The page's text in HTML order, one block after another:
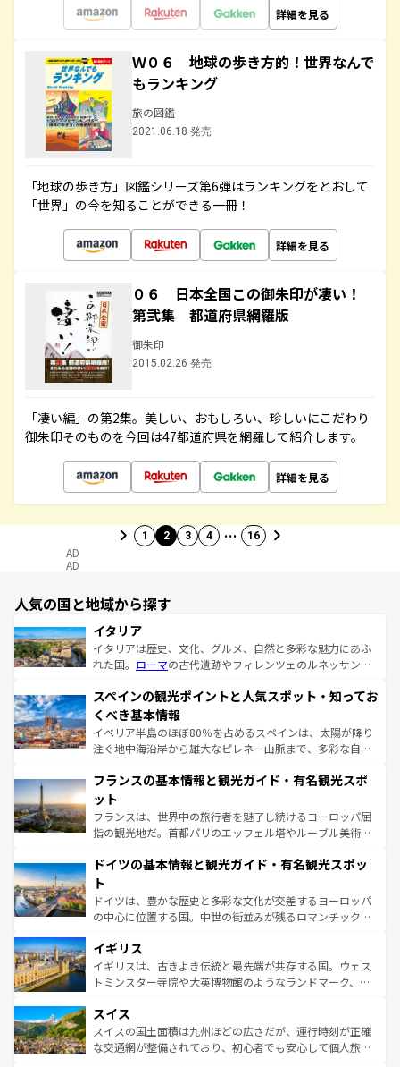
詳細を見る
Ｗ０６ 地球の歩き方的！世界なんで
もランキング
旅の図鑑
2021.06.18 発売
「地球の歩き方」図鑑シリーズ第6弾はランキングをとおして
「世界」の今を知ることができる一冊！
詳細を見る
０６ 日本全国この御朱印が凄い！
第弐集 都道府県網羅版
御朱印
2015.02.26 発売
「凄い編」の第2集。美しい、おもしろい、珍しいにこだわり
御朱印そのものを今回は47都道府県を網羅して紹介します。
詳細を見る
1 2 3 4 … 16
AD
AD
人気の国と地域から探す
イタリア
イタリアは歴史、文化、グルメ、自然と多彩な魅力にあふ
れた国。 ローマの古代遺跡やフィレンツェのルネッサンス
ろん、トスカーナの美しい田園風景やアマルフィ海岸の絶
景など、自然景観も見逃せない。観光の合間には、本場の
ピザやパスタなど、絶品のイタリア料理を堪能することも
できる。朝目覚めてから夜眠るまで、すべての瞬間を楽し
なお、新着のイタリア情報はコンテンツ一覧を参照してほ
しい。
スペインの観光ポイントと人気スポット・知ってお
くべき基本情報
イベリア半島のほぼ80％を占めるスペインは、太陽が降り
注ぐ地中海沿岸から雄大なピレネー山脈まで、多彩な自然
文化が根付くこの国では、情熱的なフラメンコ、熱気あふ
れる闘牛、そして美味しいタパスが生活の一部となってい
る。首都マドリードの洗練された雰囲気や、バルセロナの
アートに溢れた街角から、地方では古代ローマ遺跡や中世
せる。地方によって風土や気候が異なるスペインはその個
ンテンツ一覧 を参照してほしい。
フランスの基本情報と観光ガイド・有名観光スポ
ット
フランスは、世界中の旅行者を魅了し続けるヨーロッパ屈
指の観光地だ。首都パリのエッフェル塔やルーブル美術館
で、幅広い魅力が詰まっている。華麗な宮殿、歴史的な大
聖堂、美しいビーチ、そして豊かな自然が、訪れる者を心
から魅了する。また、フランスは美食の国としても知ら
れ、フランス料理はユネスコ無形文化遺産にも登録されて
香り高いラベンダー畑など、多彩な楽しみ方が可能だ。さ
らに、パリ以外の地域にも魅力が溢れており、どの街角に
も豊かな歴史と文化が息づいている。パリ以外の個性あふ
を参照してほしい。
ドイツの基本情報と観光ガイド・有名観光スポッ
ト
ドイツは、豊かな歴史と多彩な文化が交差するヨーロッパ
の中心に位置する国。中世の街並みが残るロマンチック街
顔を持つこの国は、どこを歩いても飽きることがない。ベ
ルリンの文化的活気、バイエルン州のアルプスの絶景、そ
してライン川沿いのワイン畑といった風景は必見。ビール
は、お酒好きな人にはぜひ体験してほしい。 なお、新着の
ドイツ情報はコンテンツ一覧を参照してほしい。
イギリス
イギリスは、古きよき伝統と最先端が共存する国。ウェス
トミンスター寺院や大英博物館のようなランドマーク、歴
リアごとに異なる魅力がある。また、優雅なアフタヌーン
ティー、ビール好きにはたまらない英国パブ、サッカー観
戦など、本場だからこそできる体験も豊富。イギリスを旅
スイス
スイスの国土面積は九州ほどの広さだが、運行時刻が正確
な交通網が整備されており、初心者でも安心して個人旅行